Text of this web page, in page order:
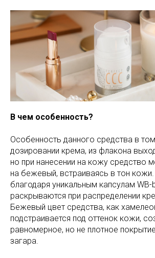
В чем особенность?
Особенность данного средства в
дозировании крема, из флакона
но при нанесении на кожу средство
на бежевый, встраиваясь в тон
благодаря уникальным капсулам
раскрываются при распределении
Бежевый цвет средства, как
подстраивается под оттенок кожи,
равномерное, но не плотное
загара.